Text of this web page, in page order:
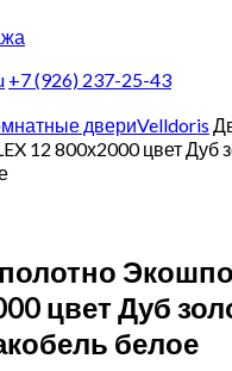
+7 (926) 237-25-43
двериVelldoris
12 800х2000 цвет Дуб
цвет Дуб
белое